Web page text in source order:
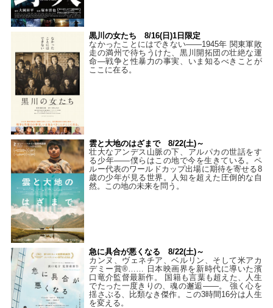
黒川の女たち 8/16(日)1日限定
なかったことにはできない——1945年 関東軍敗
走の満州で待ちうけた、黒川開拓団の壮絶な運
命―戦争と性暴力の事実、いま知るべきことが
ここに在る。
雲と大地のはざまで 8/22(土)～
壮大なアンデス山脈の下、アルパカの世話をす
る少年――僕らはこの地で今を生きている。ペ
ルー代表のワールドカップ出場に期待を寄せる8
歳の少年が見る世界。人知を超えた圧倒的な自
然。この地の未来を問う。
急に具合が悪くなる 8/22(土)～
カンヌ、ヴェネチア、ベルリン、そして米アカ
デミー賞®…… 日本映画界を新時代に導いた濱
口竜介監督最新作。 国籍も言葉も超えた、人生
でたった一度きりの、魂の邂逅――。 強く心を
揺さぶる、比類なき傑作。この3時間16分は人生
を変える。